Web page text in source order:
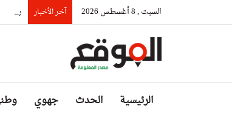
السبت , 8 أغسطس 2026 آخر الأخبار رئيس
الرئيسية الحدث جهوي